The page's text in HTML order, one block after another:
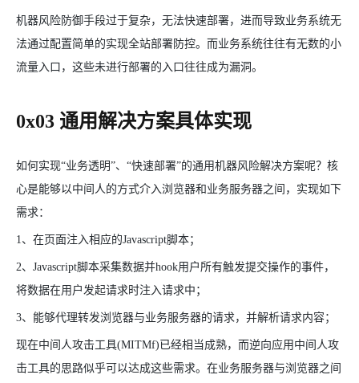
机器风险防御手段过于复杂，无法快速部署，进而导致业务系统无
法通过配置简单的实现全站部署防控。而业务系统往往有无数的小
流量入口，这些未进行部署的入口往往成为漏洞。
0x03 通用解决方案具体实现
如何实现“业务透明”、“快速部署”的通用机器风险解决方案呢？核
心是能够以中间人的方式介入浏览器和业务服务器之间，实现如下
需求：
1、在页面注入相应的Javascript脚本；
2、Javascript脚本采集数据并hook用户所有触发提交操作的事件，
将数据在用户发起请求时注入请求中；
3、能够代理转发浏览器与业务服务器的请求，并解析请求内容；
现在中间人攻击工具(MITMf)已经相当成熟，而逆向应用中间人攻
击工具的思路似乎可以达成这些需求。在业务服务器与浏览器之间